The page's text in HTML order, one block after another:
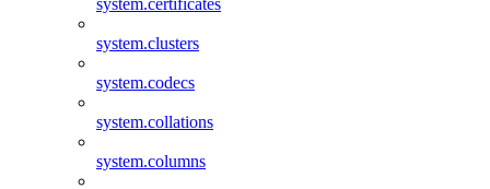
system.clusters
system.codecs
system.collations
system.columns